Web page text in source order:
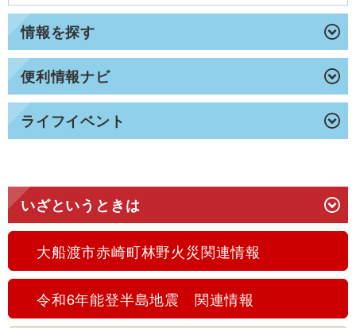
情報を探す
便利情報ナビ
ライフイベント
いざというときは
大船渡市赤崎町林野火災関連情報
令和6年能登半島地震 関連情報